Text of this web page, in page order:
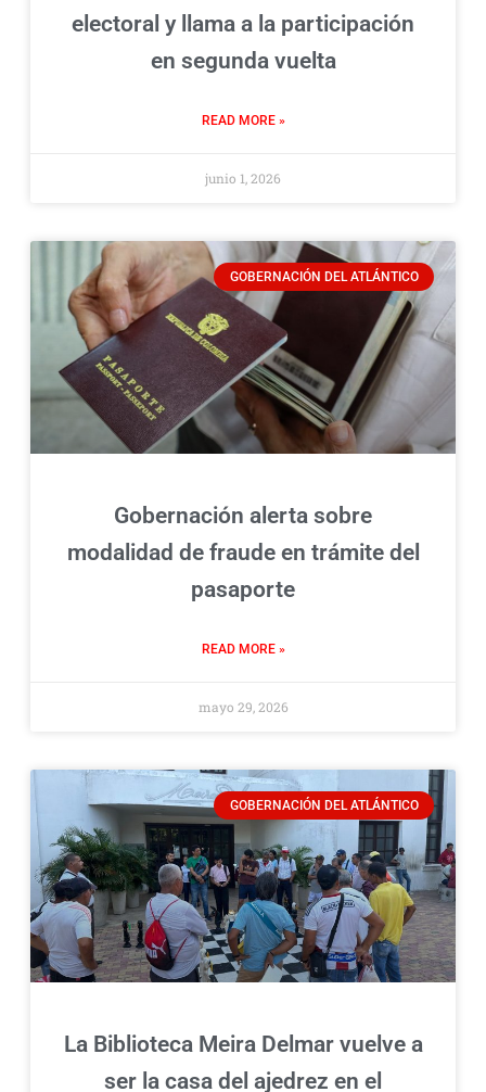
electoral y llama a la participación
en segunda vuelta
READ MORE »
junio 1, 2026
GOBERNACIÓN DEL ATLÁNTICO
Gobernación alerta sobre
modalidad de fraude en trámite del
pasaporte
READ MORE »
mayo 29, 2026
GOBERNACIÓN DEL ATLÁNTICO
La Biblioteca Meira Delmar vuelve a
ser la casa del ajedrez en el